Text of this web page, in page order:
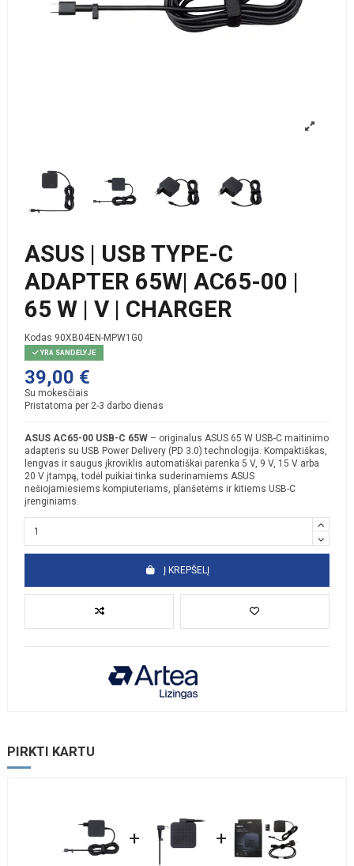
ASUS | USB TYPE-C
ADAPTER 65W| AC65-00 |
65 W | V | CHARGER
Kodas 90XB04EN-MPW1G0
YRA SANDĖLYJE
39,00 €
Su mokesčiais
Pristatoma per 2-3 darbo dienas
ASUS AC65-00 USB-C 65W – originalus ASUS 65 W USB-C maitinimo
adapteris su USB Power Delivery (PD 3.0) technologija. Kompaktiškas,
lengvas ir saugus įkroviklis automatiškai parenka 5 V, 9 V, 15 V arba
20 V įtampą, todėl puikiai tinka suderinamiems ASUS
nešiojamiesiems kompiuteriams, planšetėms ir kitiems USB-C
įrenginiams.
Į KREPŠELĮ
PIRKTI KARTU
+ +